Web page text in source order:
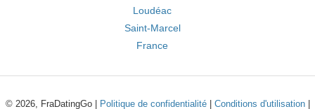
Loudéac
Saint-Marcel
France
© 2026, FraDatingGo | Politique de confidentialité| Conditions d'utilisation|